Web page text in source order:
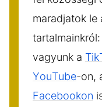
maradjatok le
vagyunk a
YouTube-on,
Facebookon